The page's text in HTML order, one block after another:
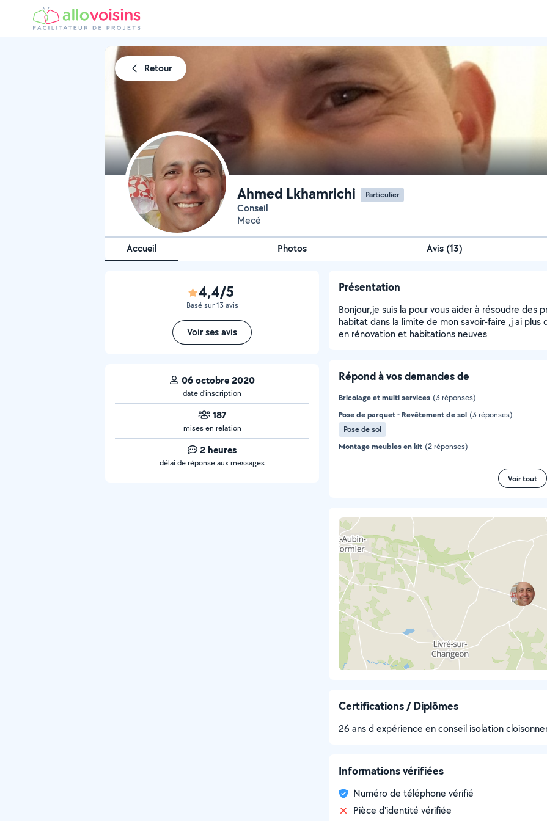
Retour
Ahmed Lkhamrichi Particulier
Conseil
Mecé
Accueil Photos Avis (13)
4,4/5
Basé sur 13 avis
Voir ses avis
06 octobre 2020
date d’inscription
187
mises en relation
2 heures
délai de réponse aux messages
Présentation
Bonjour,je suis la pour vous aider à résoudre des
habitat dans la limite de mon savoir-faire ,j ai
en rénovation et habitations neuves
Répond à vos demandes de
Bricolage et multi services (3 réponses)
Pose de parquet - Revêtement de sol (3 réponses)
Pose de sol
Montage meubles en kit (2 réponses)
Voir tout
Certifications / Diplômes
26 ans d expérience en conseil isolation
Informations vérifiées
Numéro de téléphone vérifié
Pièce d'identité vérifiée